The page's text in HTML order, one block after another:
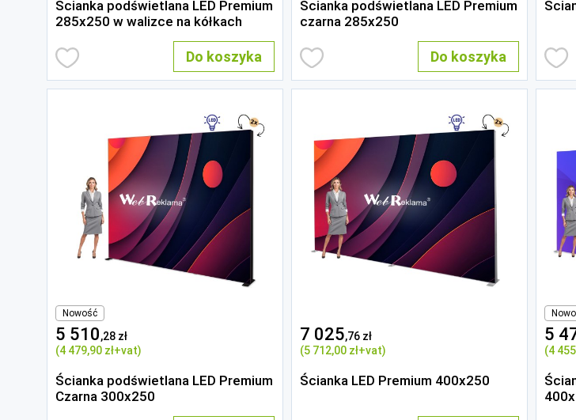
Ścianka podświetlana LED Premium
285x250 w walizce na kółkach
Do koszyka
Ścianka podświetlana LED Premium
czarna 285x250
Do koszyka
Nowość
5 510,28 zł
(4 479,90 zł+vat)
Ścianka podświetlana LED Premium
Czarna 300x250
7 025,76 zł
(5 712,00 zł+vat)
Ścianka LED Premium 400x250
5
(4 455